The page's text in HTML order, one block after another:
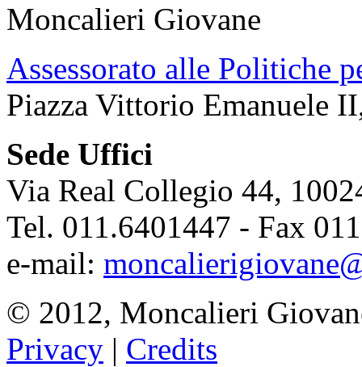
Moncalieri Giovane
Assessorato alle Politiche
Piazza Vittorio Emanuele
Sede Uffici
Via Real Collegio 44,
Tel. 011.6401447 - Fax
e-mail:
© 2012, Moncalieri
Privacy | Credits